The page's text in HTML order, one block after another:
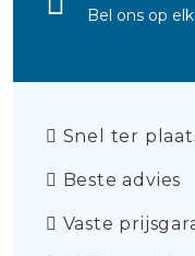
Bel ons op
Snel ter
Beste advies
Vaste